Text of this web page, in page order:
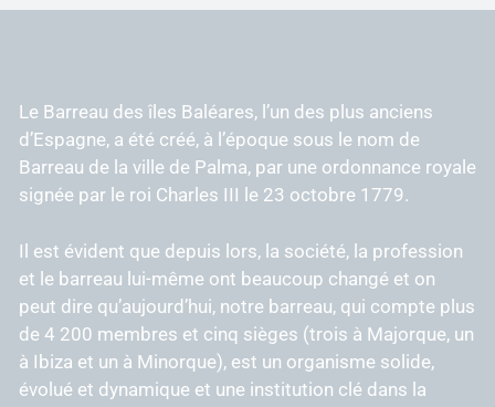
Le Barreau des îles Baléares, l’un des plus anciens
d’Espagne, a été créé, à l’époque sous le nom de
Barreau de la ville de Palma, par une ordonnance royale
signée par le roi Charles III le 23 octobre 1779.
Il est évident que depuis lors, la société, la profession
et le barreau lui-même ont beaucoup changé et on
peut dire qu’aujourd’hui, notre barreau, qui compte plus
de 4 200 membres et cinq sièges (trois à Majorque, un
à Ibiza et un à Minorque), est un organisme solide,
évolué et dynamique et une institution clé dans la